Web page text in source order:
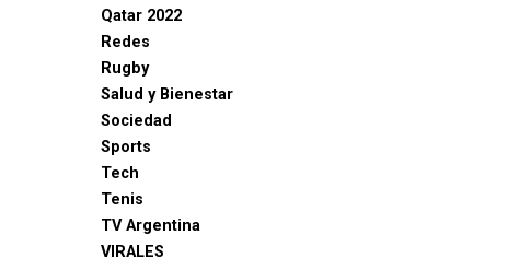
Qatar 2022
Redes
Rugby
Salud y Bienestar
Sociedad
Sports
Tech
Tenis
TV Argentina
VIRALES